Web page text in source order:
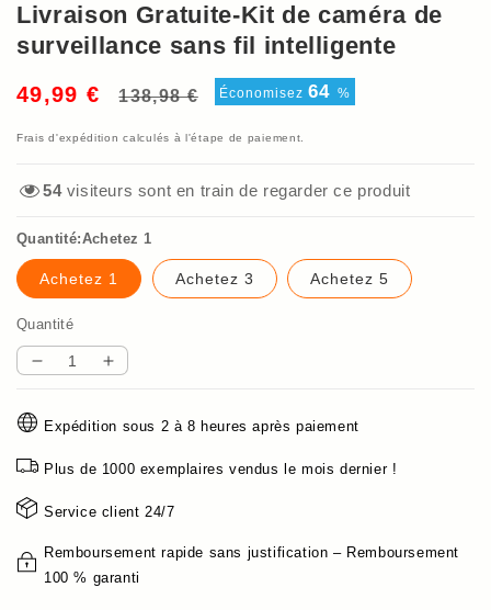
Livraison Gratuite-Kit de caméra de
surveillance sans fil intelligente
49,99 €
Prix
138,98 €
Prix
Économisez 64 %
Frais d'expédition calculés à l'étape de paiement.
54visiteurs sont en train de regarder ce produit
Quantité:Achetez 1
Achetez 1 Achetez 3 Achetez 5
Quantité
Réduire
quantité
Livraison
Kit
caméra
de
Augmenter
quantité
Livraison
Kit
caméra
de
Expédition sous 2 à 8 heures après paiement
Plus de 1000 exemplaires vendus le mois dernier !
Service client 24/7
Remboursement rapide sans justification – Remboursement
100 % garanti